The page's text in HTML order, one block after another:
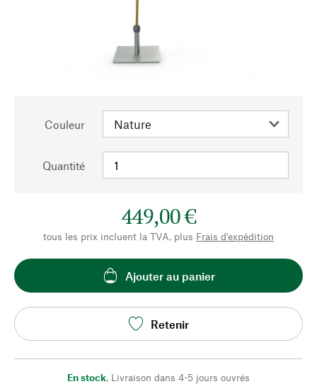
Couleur
Quantité
449,00 €
tous les prix incluent la TVA, plus Frais d'expédition
Ajouter au panier
Retenir
En stock, Livraison dans 4-5 jours ouvrés